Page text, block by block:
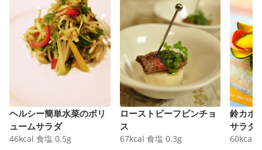
ヘルシー簡単水菜のボリ
ュームサラダ
46kcal 食塩 0.5g
ローストビーフピンチョ
ス
67kcal 食塩 0.3g
鈴カボ
サラダ
60kcal